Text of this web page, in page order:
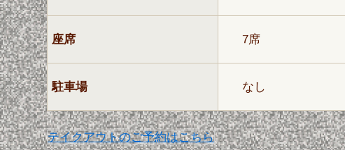
座席 7席
駐車場 なし
テイクアウトのご予約はこちら